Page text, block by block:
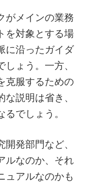
がメインの業務
を対象とする場
に沿ったガイダ
ょう。一方、
克服するための
説明は省き、
でしょう。
発部門など、
ルなのか、それ
ュアルなのかも